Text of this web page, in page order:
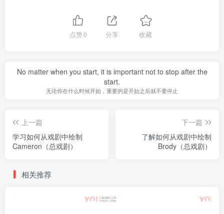
点赞0 分享 收藏
No matter when you start, it is important not to stop after the
start.
无论你在什么时候开始，重要的是开始之后就不要停止
上一篇
学习如何从戏剧中绘制
Cameron（总戏剧）
下一篇
了解如何从戏剧中绘制
Brody（总戏剧）
相关推荐